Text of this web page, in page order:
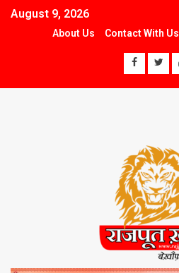
August 9, 2026
About Us Contact With Us